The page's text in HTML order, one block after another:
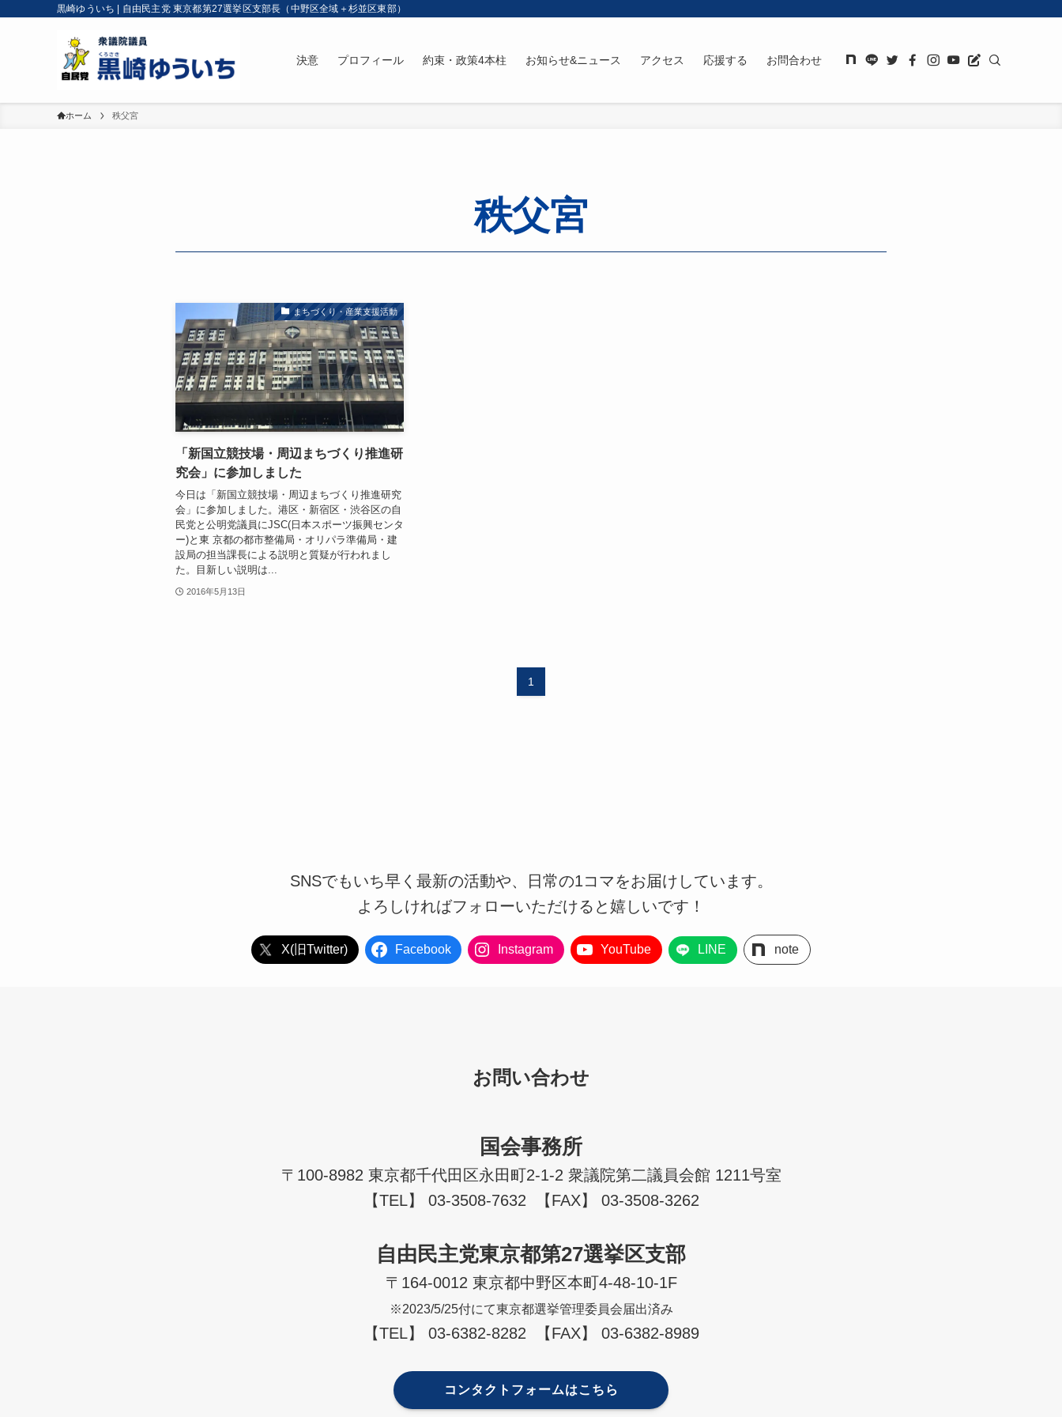
黒崎ゆういち | 自由民主党 東京都第27選挙区支部長（中野区全域＋杉並区東部）
決意 プロフィール 約束・政策4本柱 お知らせ&ニュース アクセス 応援する お問合わせ
ホーム 秩父宮
秩父宮
まちづくり・産業支援活動
「新国立競技場・周辺まちづくり推進研
究会」に参加しました
今日は「新国立競技場・周辺まちづくり推進研究
会」に参加しました。港区・新宿区・渋谷区の自
民党と公明党議員にJSC(日本スポーツ振興センタ
ー)と東 京都の都市整備局・オリパラ準備局・建
設局の担当課長による説明と質疑が行われまし
た。目新しい説明は...
2016年5月13日
1
SNSでもいち早く最新の活動や、日常の1コマをお届けしています。
よろしければフォローいただけると嬉しいです！
X(旧Twitter) Facebook Instagram YouTube LINE note
お問い合わせ
国会事務所
〒100-8982 東京都千代田区永田町2-1-2 衆議院第二議員会館 1211号室
【TEL】 03-3508-7632 【FAX】 03-3508-3262
自由民主党東京都第27選挙区支部
〒164-0012 東京都中野区本町4-48-10-1F
※2023/5/25付にて東京都選挙管理委員会届出済み
【TEL】 03-6382-8282 【FAX】 03-6382-8989
コンタクトフォームはこちら